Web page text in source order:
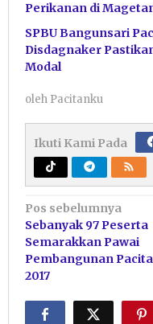
Perikanan di
SPBU Bangunsari
Disdagnaker
Modal
oleh Pacitanku
Ikuti Kami Pada
Navigasi
pos
Pos sebelumnya
Sebanyak 97 Peserta
Semarakkan Pawai
Pembangunan
2017